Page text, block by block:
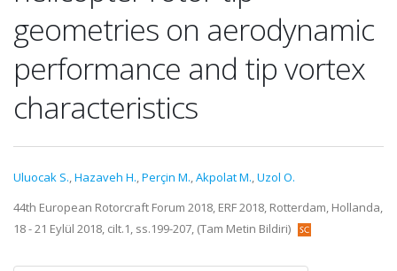
geometries on aerodynamic
performance and tip vortex
characteristics
Uluocak S.,Hazaveh H.,Perçin M.,Akpolat M.,Uzol O.
44th European Rotorcraft Forum 2018, ERF 2018, Rotterdam, Hollanda,
18 - 21 Eylül 2018, cilt.1, ss.199-207, (Tam Metin Bildiri)